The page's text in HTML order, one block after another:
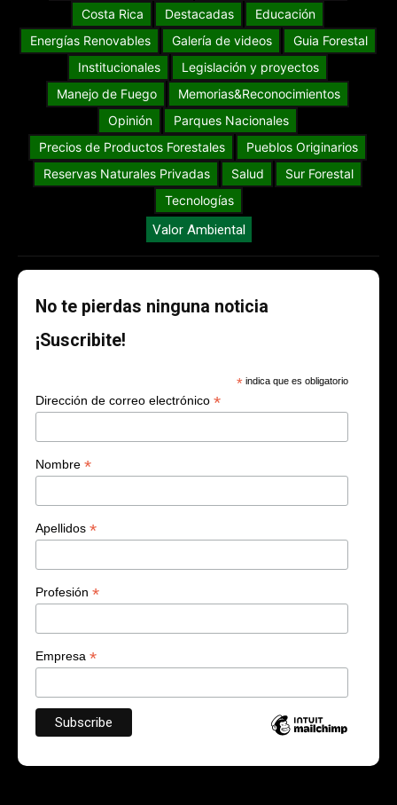
Costa Rica
Destacadas
Educación
Energías Renovables
Galería de videos
Guia Forestal
Institucionales
Legislación y proyectos
Manejo de Fuego
Memorias&Reconocimientos
Opinión
Parques Nacionales
Precios de Productos Forestales
Pueblos Originarios
Reservas Naturales Privadas
Salud
Sur Forestal
Tecnologías
Valor Ambiental
No te pierdas ninguna noticia
¡Suscribite!
* indica que es obligatorio
Dirección de correo electrónico *
Nombre *
Apellidos *
Profesión *
Empresa *